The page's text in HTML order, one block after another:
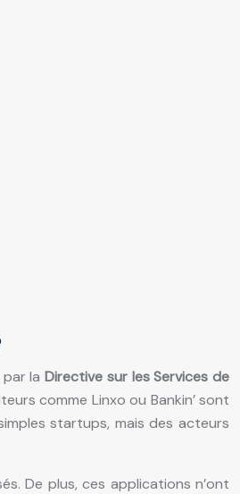
par laDirective sur les Services de
comme Linxo ou Bankin’ sont
startups, mais des acteurs
De plus, ces applications n’ont